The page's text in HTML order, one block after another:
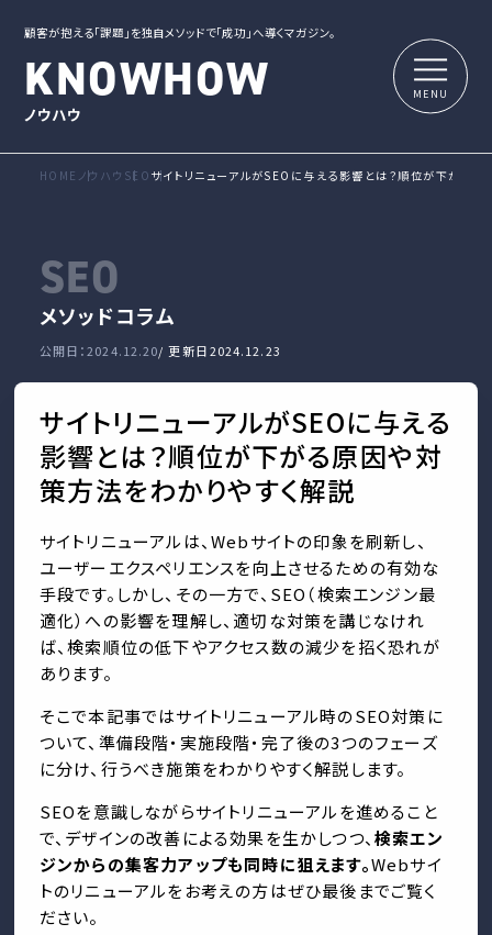
顧客が抱える「課題」を独自メソッドで「成功」へ導くマガジン。
KNOWHOW
ノウハウ
HOME ノウハウ SEO サイトリニューアルがSEOに与える影響とは？順位が下がる
SEO
メソッドコラム
公開日：2024.12.20/ 更新日2024.12.23
サイトリニューアルがSEOに与える
影響とは？順位が下がる原因や対
策方法をわかりやすく解説
サイトリニューアルは、Webサイトの印象を刷新し、
ユーザーエクスペリエンスを向上させるための有効な
手段です。しかし、その一方で、SEO（検索エンジン最
適化）への影響を理解し、適切な対策を講じなけれ
ば、検索順位の低下やアクセス数の減少を招く恐れが
あります。
そこで本記事ではサイトリニューアル時のSEO対策に
ついて、準備段階・実施段階・完了後の3つのフェーズ
に分け、行うべき施策をわかりやすく解説します。
SEOを意識しながらサイトリニューアルを進めること
で、デザインの改善による効果を生かしつつ、検索エン
ジンからの集客力アップも同時に狙えます。Webサイ
トのリニューアルをお考えの方はぜひ最後までご覧く
ださい。